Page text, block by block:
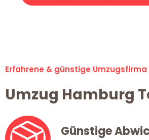
Erfahrene & günstige
Umzug Hamburg
Günstige